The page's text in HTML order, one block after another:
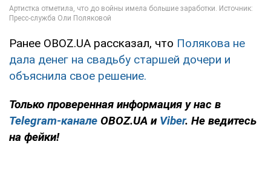
Ранее OBOZ.UA рассказал, что Полякова не
дала денег на свадьбу старшей дочери и
объяснила свое решение.
Только проверенная информация у нас в
Telegram-канале OBOZ.UA и Viber. Не ведитесь
на фейки!